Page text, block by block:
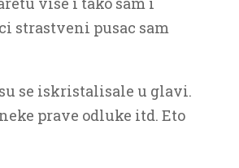
strastveni pusac sam
se iskristalisale u glavi.
prave odluke itd. Eto